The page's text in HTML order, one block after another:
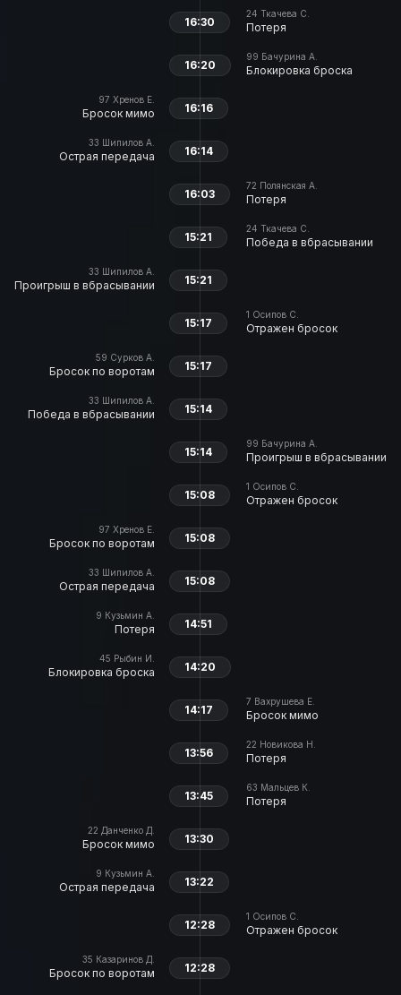
24 Ткачева С.
Потеря
16:30
99 Бачурина А.
Блокировка броска
16:20
97 Хренов Е.
Бросок мимо 16:16
33 Шипилов А.
Острая передача 16:14
72 Полянская А.
Потеря
16:03
24 Ткачева С.
Победа в вбрасывании
15:21
33 Шипилов А.
Проигрыш в вбрасывании 15:21
1 Осипов С.
Отражен бросок
15:17
59 Сурков А.
Бросок по воротам 15:17
33 Шипилов А.
Победа в вбрасывании 15:14
99 Бачурина А.
Проигрыш в вбрасывании
15:14
1 Осипов С.
Отражен бросок
15:08
97 Хренов Е.
Бросок по воротам 15:08
33 Шипилов А.
Острая передача 15:08
9 Кузьмин А.
Потеря 14:51
45 Рыбин И.
Блокировка броска 14:20
7 Вахрушева Е.
Бросок мимо
14:17
22 Новикова Н.
Потеря
13:56
63 Мальцев К.
Потеря
13:45
22 Данченко Д.
Бросок мимо 13:30
9 Кузьмин А.
Острая передача 13:22
1 Осипов С.
Отражен бросок
12:28
35 Казаринов Д.
Бросок по воротам 12:28